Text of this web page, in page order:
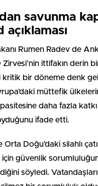
savunma
Rumen Radev de
ittifakın derin
kritik bir döneme denk
müttefik
daha fazla
ifade etti.
Doğu’daki silahlı
güvenlik
söyledi.